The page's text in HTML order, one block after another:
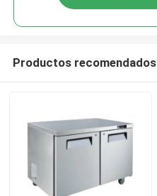
Productos recomendados